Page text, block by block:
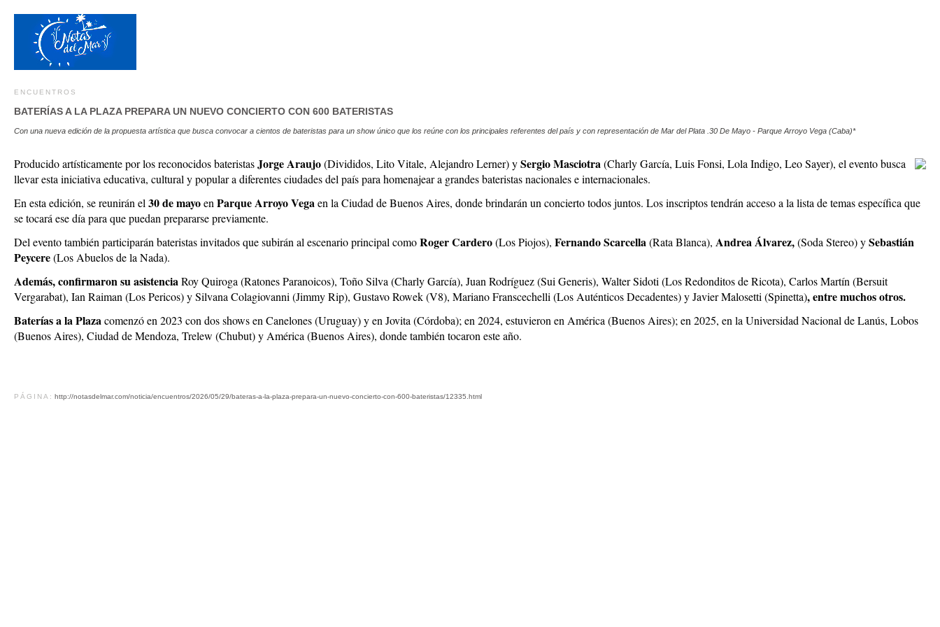
ENCUENTROS
BATERÍAS A LA PLAZA PREPARA UN NUEVO CONCIERTO CON 600 BATERISTAS
Con una nueva edición de la propuesta artística que busca convocar a cientos de bateristas para un show único que los reúne con los principales referentes del país y con representación de Mar del Plata .30 De Mayo - Parque Arroyo Vega (Caba)*
Producido artísticamente por los reconocidos bateristasJorge Araujo(Divididos, Lito Vitale, Alejandro Lerner) ySergio Masciotra(Charly García, Luis Fonsi, Lola Indigo, Leo Sayer), el evento busca
llevar esta iniciativa educativa, cultural y popular a diferentes ciudades del país para homenajear a grandes bateristas nacionales e internacionales.
En esta edición, se reunirán el 30 de mayoen Parque Arroyo Vegaen la Ciudad de Buenos Aires, donde brindarán un concierto todos juntos. Los inscriptos tendrán acceso a la lista de temas específica que
se tocará ese día para que puedan prepararse previamente.
Del evento también participarán bateristas invitados que subirán al escenario principal comoRoger Cardero(Los Piojos), Fernando Scarcella(Rata Blanca), Andrea Álvarez,(Soda Stereo) ySebastián
Peycere(Los Abuelos de la Nada).
Además, confirmaron su asistenciaRoy Quiroga (Ratones Paranoicos), Toño Silva (Charly García), Juan Rodríguez (Sui Generis), Walter Sidoti (Los Redonditos de Ricota), Carlos Martín (Bersuit
Vergarabat), Ian Raiman (Los Pericos) y Silvana Colagiovanni (Jimmy Rip), Gustavo Rowek (V8), Mariano Franscechelli (Los Auténticos Decadentes) y Javier Malosetti (Spinetta), entre muchos otros.
Baterías a la Plazacomenzó en 2023 con dos shows en Canelones (Uruguay) y en Jovita (Córdoba); en 2024, estuvieron en América (Buenos Aires); en 2025, en la Universidad Nacional de Lanús, Lobos
(Buenos Aires), Ciudad de Mendoza, Trelew (Chubut) y América (Buenos Aires), donde también tocaron este año.
PÁGINA: http://notasdelmar.com/noticia/encuentros/2026/05/29/bateras-a-la-plaza-prepara-un-nuevo-concierto-con-600-bateristas/12335.html